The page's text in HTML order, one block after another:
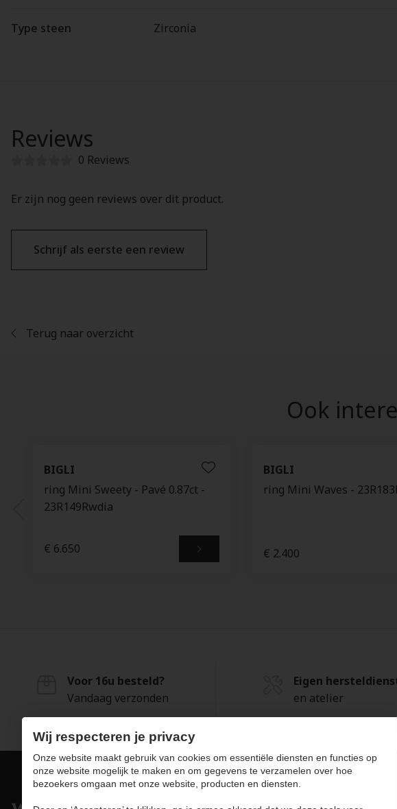
Type steen Zirconia
Reviews
0 Reviews
Er zijn nog geen reviews over dit product.
Schrijf als eerste een review
Terug naar overzicht
Ook
BIGLI
ring Mini Sweety - Pavé 0.87ct -
23R149Rwdia
€ 6.650
BIGLI
ring Mini Waves -
€ 2.400
Voor 16u besteld?
Vandaag verzonden
Eigen
en atelier
Producten
Wij respecteren je privacy
Onze website maakt gebruik van cookies om essentiële diensten en functies op
onze website mogelijk te maken en om gegevens te verzamelen over hoe
bezoekers omgaan met onze website, producten en diensten.